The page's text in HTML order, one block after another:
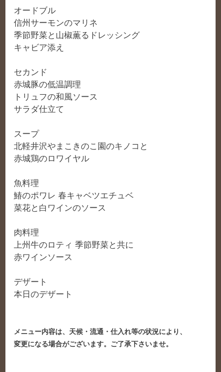
オードブル
信州サーモンのマリネ
季節野菜と山椒薫るドレッシング
キャビア添え
セカンド
赤城豚の低温調理
トリュフの和風ソース
サラダ仕立て
スープ
北軽井沢やまこきのこ園のキノコと
赤城鶏のロワイヤル
魚料理
鰆のポワレ 春キャベツエチュベ
菜花と白ワインのソース
肉料理
上州牛のロティ 季節野菜と共に
赤ワインソース
デザート
本日のデザート
メニュー内容は、天候・流通・仕入れ等の状況により、
変更になる場合がございます。ご了承下さいませ。